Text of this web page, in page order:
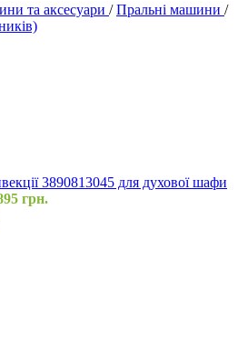
та аксесуари / Пральні машини /
3890813045 для духової шафи
грн.